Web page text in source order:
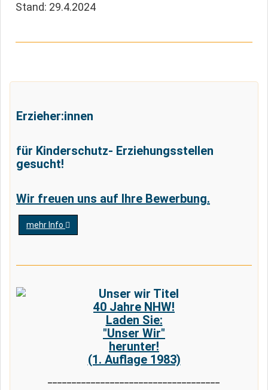
Stand: 29.4.2024
Erzieher:innen
für Kinderschutz- Erziehungsstellen
gesucht!
Wir freuen uns auf Ihre Bewerbung.
mehr Info
40 Jahre NHW!
Laden Sie:
"Unser Wir"
herunter!
(1. Auflage 1983)